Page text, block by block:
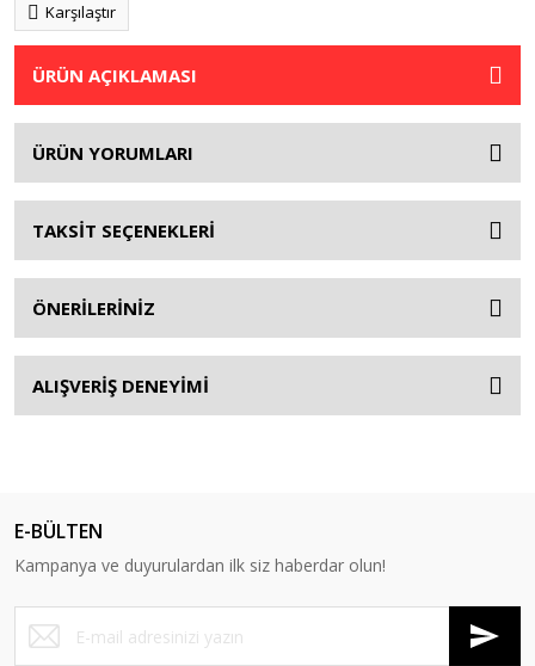
Karşılaştır
ÜRÜN AÇIKLAMASI
ÜRÜN YORUMLARI
TAKSİT SEÇENEKLERİ
ÖNERİLERİNİZ
ALIŞVERİŞ DENEYİMİ
E-BÜLTEN
Kampanya ve duyurulardan ilk siz haberdar olun!